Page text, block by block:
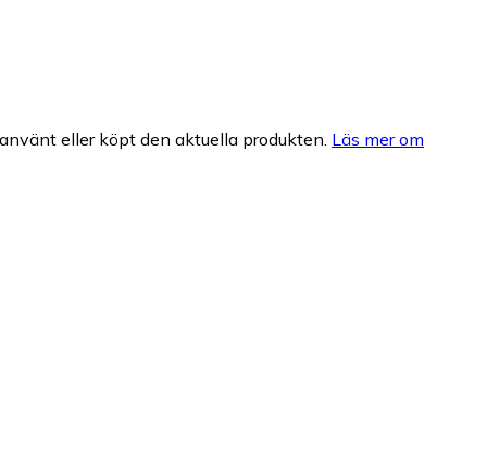
eller köpt den aktuella produkten. Läs mer om